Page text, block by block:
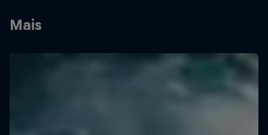
Mais